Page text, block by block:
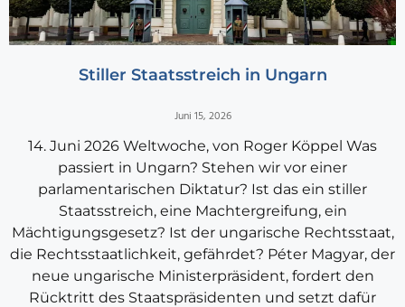
Stiller Staatsstreich in Ungarn
Juni 15, 2026
14. Juni 2026 Weltwoche, von Roger Köppel Was
passiert in Ungarn? Stehen wir vor einer
parlamentarischen Diktatur? Ist das ein stiller
Staatsstreich, eine Machtergreifung, ein
Mächtigungsgesetz? Ist der ungarische Rechtsstaat,
die Rechtsstaatlichkeit, gefährdet? Péter Magyar, der
neue ungarische Ministerpräsident, fordert den
Rücktritt des Staatspräsidenten und setzt dafür